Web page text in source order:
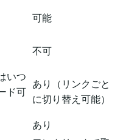
可能
不可
いつ
ド可
あり（リンクごと
に切り替え可能）
あり